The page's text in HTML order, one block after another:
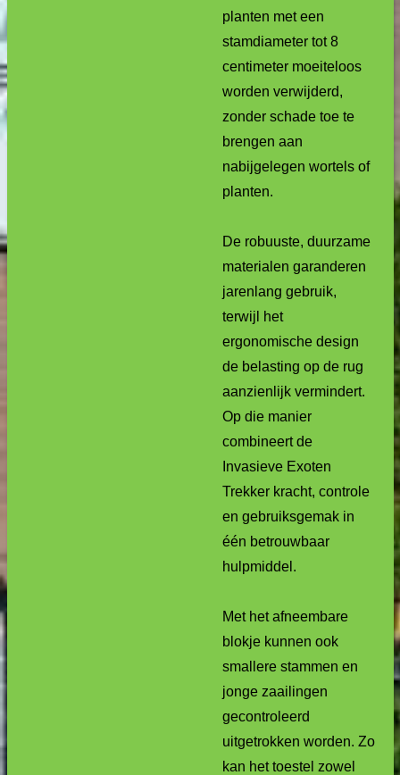
planten met een
stamdiameter tot 8
centimeter moeiteloos
worden verwijderd,
zonder schade toe te
brengen aan
nabijgelegen wortels of
planten.
De robuuste, duurzame
materialen garanderen
jarenlang gebruik,
terwijl het
ergonomische design
de belasting op de rug
aanzienlijk vermindert.
Op die manier
combineert de
Invasieve Exoten
Trekker kracht, controle
en gebruiksgemak in
één betrouwbaar
hulpmiddel.
Met het afneembare
blokje kunnen ook
smallere stammen en
jonge zaailingen
gecontroleerd
uitgetrokken worden. Zo
kan het toestel zowel